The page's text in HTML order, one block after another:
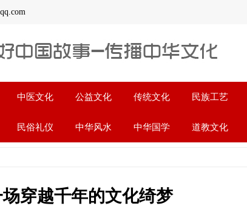
中医文化 公益文化 传统文化 民族工艺
民俗礼仪 中华风水 中华国学 道教文化
穿越千年的文化绮梦